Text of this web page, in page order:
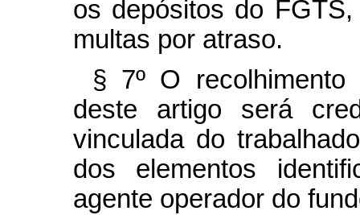
os depósitos do
multas por atraso.
§ 7º O
deste artigo será
vinculada do
dos elementos
agente operador do